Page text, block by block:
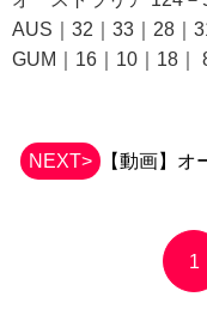
AUS｜32｜33｜28｜
GUM｜16｜10｜18｜
NEXT>
【動画】
1